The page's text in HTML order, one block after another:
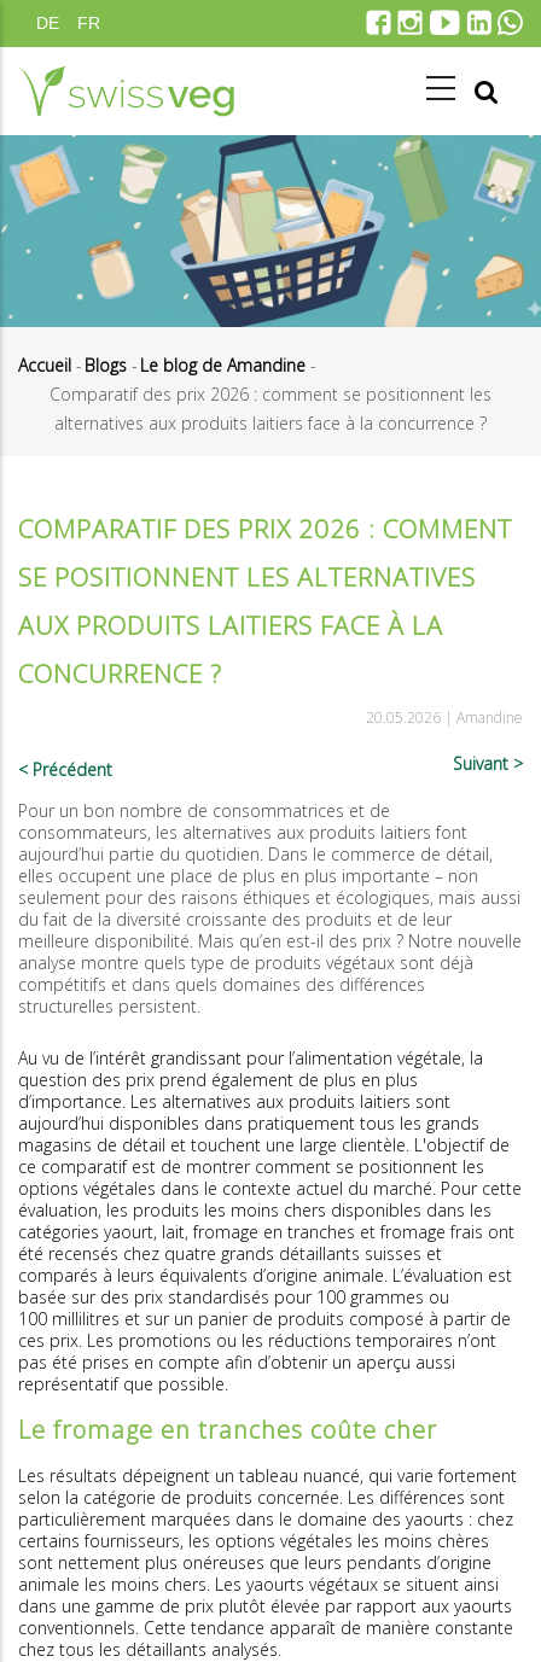
au
contenu
principal
DE FR
Fil
Accueil - Blogs - Le blog de Amandine -
Comparatif des prix 2026 : comment se positionnent les
alternatives aux produits laitiers face à la concurrence ?
COMPARATIF DES PRIX 2026 : COMMENT
SE POSITIONNENT LES ALTERNATIVES
AUX PRODUITS LAITIERS FACE À LA
CONCURRENCE ?
20.05.2026 | Amandine
Précédent Suivant
Pour un bon nombre de consommatrices et de
consommateurs, les alternatives aux produits laitiers font
aujourd’hui partie du quotidien. Dans le commerce de détail,
elles occupent une place de plus en plus importante – non
seulement pour des raisons éthiques et écologiques, mais aussi
du fait de la diversité croissante des produits et de leur
meilleure disponibilité. Mais qu’en est-il des prix ? Notre nouvelle
analyse montre quels type de produits végétaux sont déjà
compétitifs et dans quels domaines des différences
structurelles persistent.
Au vu de l’intérêt grandissant pour l’alimentation végétale, la
question des prix prend également de plus en plus
d’importance. Les alternatives aux produits laitiers sont
aujourd’hui disponibles dans pratiquement tous les grands
magasins de détail et touchent une large clientèle. L'objectif de
ce comparatif est de montrer comment se positionnent les
options végétales dans le contexte actuel du marché. Pour cette
évaluation, les produits les moins chers disponibles dans les
catégories yaourt, lait, fromage en tranches et fromage frais ont
été recensés chez quatre grands détaillants suisses et
comparés à leurs équivalents d’origine animale. L’évaluation est
basée sur des prix standardisés pour 100 grammes ou
100 millilitres et sur un panier de produits composé à partir de
ces prix. Les promotions ou les réductions temporaires n’ont
pas été prises en compte afin d’obtenir un aperçu aussi
représentatif que possible.
Le fromage en tranches coûte cher
Les résultats dépeignent un tableau nuancé, qui varie fortement
selon la catégorie de produits concernée. Les différences sont
particulièrement marquées dans le domaine des yaourts : chez
certains fournisseurs, les options végétales les moins chères
sont nettement plus onéreuses que leurs pendants d’origine
animale les moins chers. Les yaourts végétaux se situent ainsi
dans une gamme de prix plutôt élevée par rapport aux yaourts
conventionnels. Cette tendance apparaît de manière constante
chez tous les détaillants analysés.